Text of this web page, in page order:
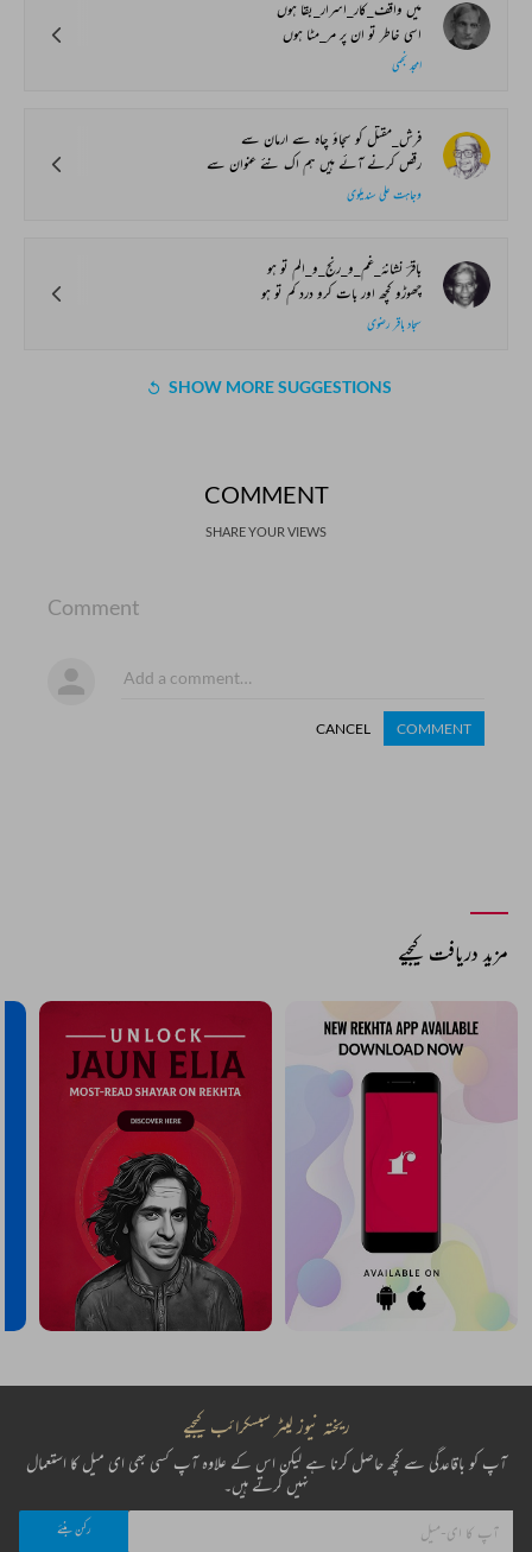
میں واقف_کار_اسرار_بقا ہوں
اسی خاطر تو ان پر مر_مٹا ہوں
امجد نجمی
فرش_مقتل کو سجاؤ چاہ سے ارمان سے
رقص کرنے آئے ہیں ہم اک نئے عنوان سے
وجاہت علی سندیلوی
باقرؔ نشانۂ_غم_و_رنج_و_الم تو ہو
چھوڑو کچھ اور بات کرو درد کم تو ہو
سجاد باقر رضوی
SHOW MORE SUGGESTIONS
COMMENT
SHARE YOUR VIEWS
Comment
CANCEL COMMENT
مزید دریافت کیجیے
ریختہ نیوز لیٹر سبسکرائب کیجیے
آپ کو باقاعدگی سے کچھ حاصل کرنا ہے لیکن اس کے علاوہ آپ کسی بھی ای میل کا استعمال
نہیں کرتے ہیں۔